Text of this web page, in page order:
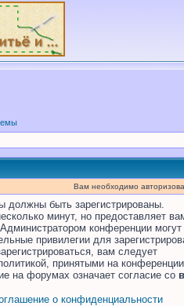
Вам необходимо
быть зарегистрированы.
минут, но предоставляет
конференции
привилегии для
вам следует
принятыми на
на форумах означает согласие со
о конфиденциальности